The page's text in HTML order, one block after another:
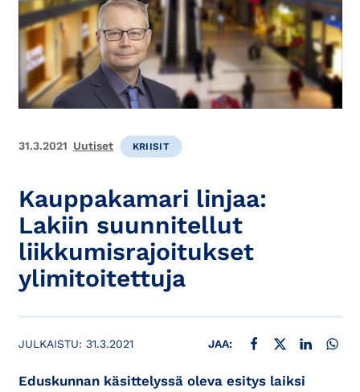
31.3.2021 Uutiset KRIISIT
Kauppakamari linjaa:
Lakiin suunnitellut
liikkumisrajoitukset
ylimitoitettuja
JULKAISTU: 31.3.2021 JAA: JAA FACEBOOKISSA
JAA X:SSÄ JAA
Eduskunnan käsittelyssä oleva esitys laiksi